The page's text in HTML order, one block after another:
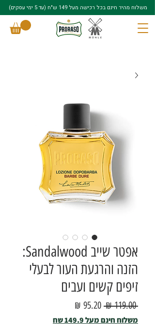
משלוח מהיר חינם בכל רכישה מעל 149 ש"ח (עד 5 ימי עסקים)
אפטר שייב Sandalwood:
הזנה והרגעת העור לבעלי
זיפים קשים ועבים
‏119.00 ‏₪
מחיר
רגיל
מבצע
משלוח חינם מעל 149.9 שח